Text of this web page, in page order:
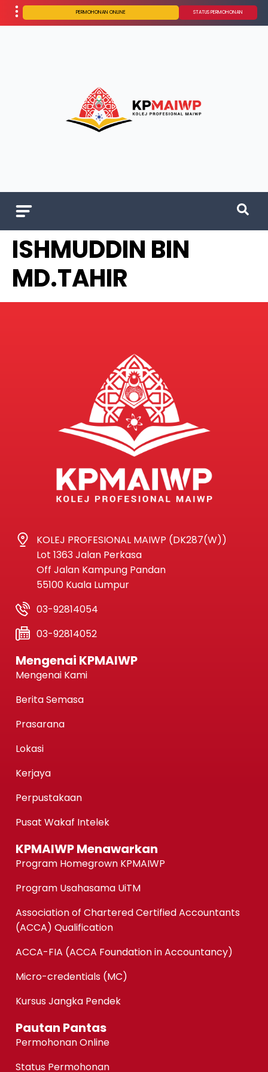
PERMOHONAN ONLINE STATUS PERMOHONAN
ISHMUDDIN BIN
MD.TAHIR
KOLEJ PROFESIONAL MAIWP (DK287(W))
Lot 1363 Jalan Perkasa
Off Jalan Kampung Pandan
55100 Kuala Lumpur
03-92814054
03-92814052
Mengenai KPMAIWP
Mengenai Kami
Berita Semasa
Prasarana
Lokasi
Kerjaya
Perpustakaan
Pusat Wakaf Intelek
KPMAIWP Menawarkan
Program Homegrown KPMAIWP
Program Usahasama UiTM
Association of Chartered Certified Accountants
(ACCA) Qualification
ACCA-FIA (ACCA Foundation in Accountancy)
Micro-credentials (MC)
Kursus Jangka Pendek
Pautan Pantas
Permohonan Online
Status Permohonan